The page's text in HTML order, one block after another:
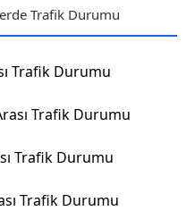
Trafik Durumu
Trafik Durumu
Trafik Durumu
Trafik Durumu
Trafik Durumu